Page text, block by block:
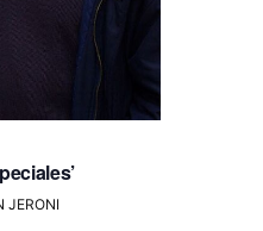
JERONI